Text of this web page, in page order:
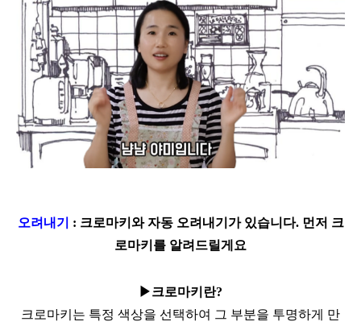
오려내기 : 크로마키와 자동 오려내기가 있습니다. 먼저 크
로마키를 알려드릴게요
▶크로마키란?
크로마키는 특정 색상을 선택하여 그 부분을 투명하게 만